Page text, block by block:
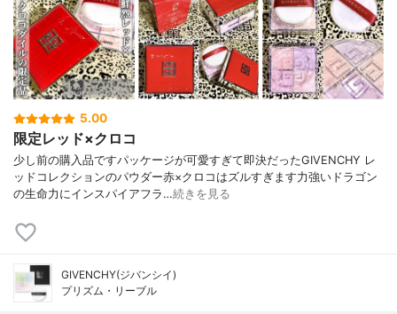
5.00
限定レッド×クロコ
少し前の購入品ですパッケージが可愛すぎて即決だったGIVENCHY レ
ッドコレクションのパウダー赤×クロコはズルすぎます力強いドラゴン
の生命力にインスパイアフラ…続きを見る
GIVENCHY(ジバンシイ)
プリズム・リーブル